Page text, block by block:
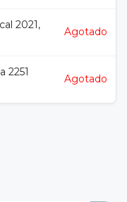
2021,
Agotado
2251
Agotado